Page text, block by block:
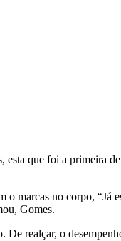
que foi a primeira
marcas no corpo, “Já
Gomes.
realçar, o